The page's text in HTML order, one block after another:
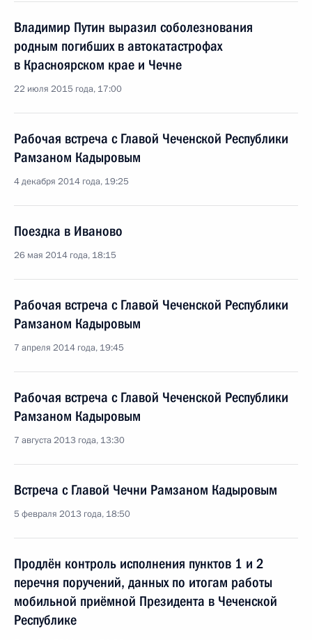
Владимир Путин выразил соболезнования
родным погибших в автокатастрофах
в Красноярском крае и Чечне
22 июля 2015 года, 17:00
Рабочая встреча с Главой Чеченской Республики
Рамзаном Кадыровым
4 декабря 2014 года, 19:25
Поездка в Иваново
26 мая 2014 года, 18:15
Рабочая встреча с Главой Чеченской Республики
Рамзаном Кадыровым
7 апреля 2014 года, 19:45
Рабочая встреча с Главой Чеченской Республики
Рамзаном Кадыровым
7 августа 2013 года, 13:30
Встреча с Главой Чечни Рамзаном Кадыровым
5 февраля 2013 года, 18:50
Продлён контроль исполнения пунктов 1 и 2
перечня поручений, данных по итогам работы
мобильной приёмной Президента в Чеченской
Республике